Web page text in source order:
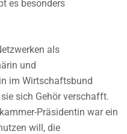
es besonders
als
und
im Wirtschaftsbund
sich Gehör verschafft.
Präsidentin war ein
will, die